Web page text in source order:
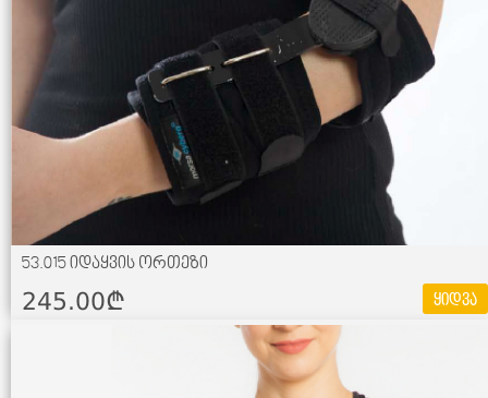
53.015 იდაყვის ორთეზი
245.00¢ ყიდვა